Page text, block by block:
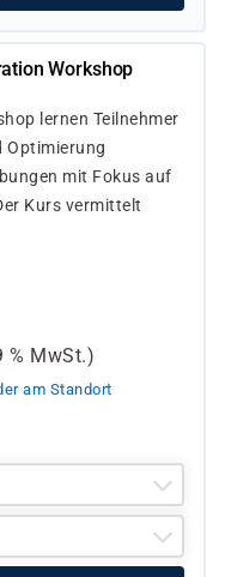
Workshop
lernen Teilnehmer
Optimierung
mit Fokus auf
Kurs vermittelt
% MwSt.)
am Standort